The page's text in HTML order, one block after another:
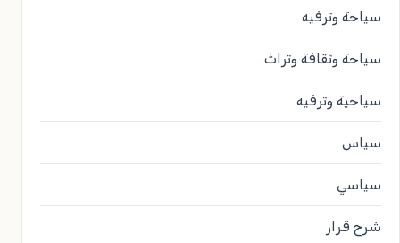
سياحة وترفيه
سياحة وثقافة وتراث
سياحية وترفيه
سياس
سياسي
شرح قرار